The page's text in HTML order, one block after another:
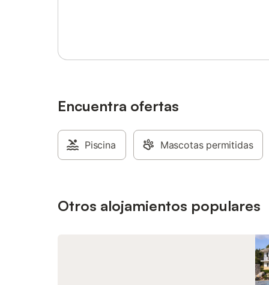
Encuentra ofertas
Piscina Mascotas permitidas
Otros alojamientos populares